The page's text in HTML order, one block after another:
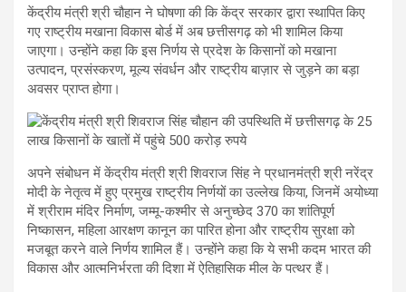
केंद्रीय मंत्री श्री चौहान ने घोषणा की कि केंद्र सरकार द्वारा स्थापित किए
गए राष्ट्रीय मखाना विकास बोर्ड में अब छत्तीसगढ़ को भी शामिल किया
जाएगा। उन्होंने कहा कि इस निर्णय से प्रदेश के किसानों को मखाना
उत्पादन, प्रसंस्करण, मूल्य संवर्धन और राष्ट्रीय बाज़ार से जुड़ने का बड़ा
अवसर प्राप्त होगा।
अपने संबोधन में केंद्रीय मंत्री श्री शिवराज सिंह ने प्रधानमंत्री श्री नरेंद्र
मोदी के नेतृत्व में हुए प्रमुख राष्ट्रीय निर्णयों का उल्लेख किया, जिनमें अयोध्या
में श्रीराम मंदिर निर्माण, जम्मू-कश्मीर से अनुच्छेद 370 का शांतिपूर्ण
निष्कासन, महिला आरक्षण कानून का पारित होना और राष्ट्रीय सुरक्षा को
मजबूत करने वाले निर्णय शामिल हैं। उन्होंने कहा कि ये सभी कदम भारत की
विकास और आत्मनिर्भरता की दिशा में ऐतिहासिक मील के पत्थर हैं।